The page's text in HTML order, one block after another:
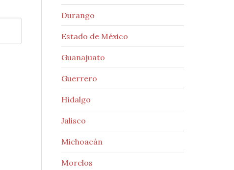
Durango
Estado de México
Guanajuato
Guerrero
Hidalgo
Jalisco
Michoacán
Morelos